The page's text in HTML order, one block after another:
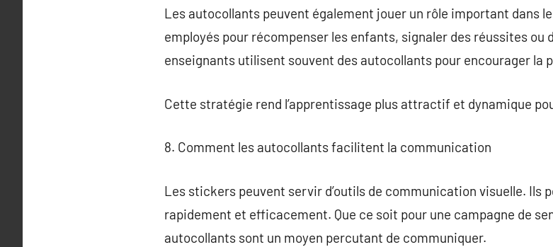
Les autocollants peuvent également jouer un rôle important dans
employés pour récompenser les enfants, signaler des réussites
enseignants utilisent souvent des autocollants pour encourager
Cette stratégie rend l’apprentissage plus attractif et dynamique
8. Comment les autocollants facilitent la communication
Les stickers peuvent servir d’outils de communication visuelle.
rapidement et efficacement. Que ce soit pour une campagne de
autocollants sont un moyen percutant de communiquer.